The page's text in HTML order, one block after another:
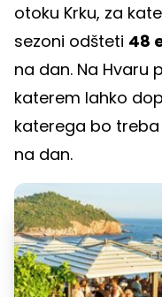
otoku Krku, za
sezoni odšteti 48
na dan. Na Hvaru
katerem lahko
katerega bo
na dan.